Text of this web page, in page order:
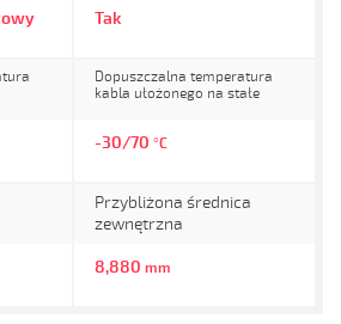
Tak
Dopuszczalna temperatura
kabla ułożonego na stałe
-30/70 °C
Przybliżona średnica
zewnętrzna
8,880 mm